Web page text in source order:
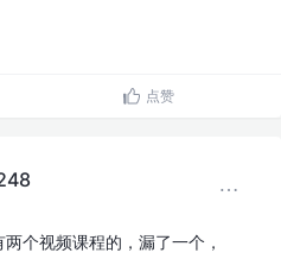
点赞
个视频课程的，漏了一个，